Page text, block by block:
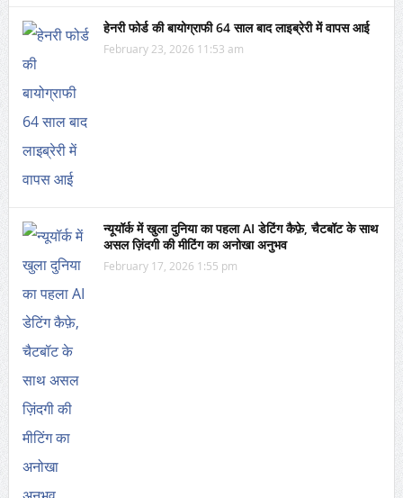
हेनरी फोर्ड की बायोग्राफी 64 साल बाद लाइब्रेरी में वापस आई
February 23, 2026 11:53 am
न्यूयॉर्क में खुला दुनिया का पहला AI डेटिंग कैफ़े, चैटबॉट के साथ
असल ज़िंदगी की मीटिंग का अनोखा अनुभव
February 17, 2026 1:55 pm